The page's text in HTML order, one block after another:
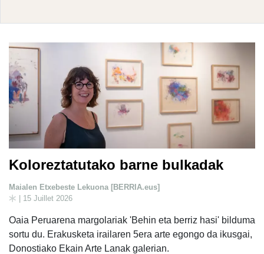
Koloreztatutako barne bulkadak
Maialen Etxebeste Lekuona [BERRIA.eus]
| 15 Juillet 2026
Oaia Peruarena margolariak 'Behin eta berriz hasi' bilduma
sortu du. Erakusketa irailaren 5era arte egongo da ikusgai,
Donostiako Ekain Arte Lanak galerian.